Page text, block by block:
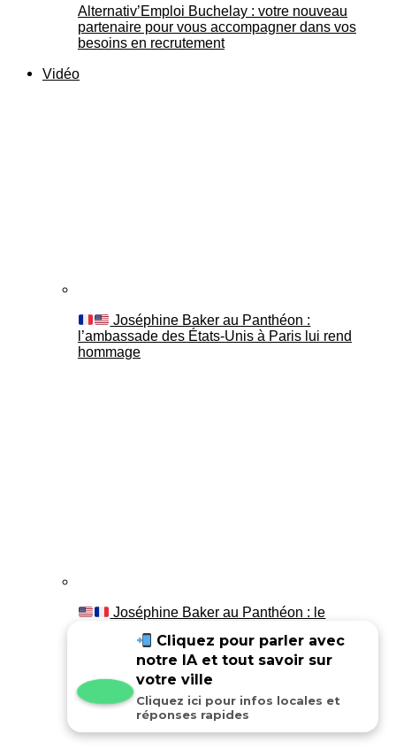
Alternativ’Emploi Buchelay : votre nouveau
partenaire pour vous accompagner dans vos
besoins en recrutement
Vidéo
Joséphine Baker au Panthéon :
l’ambassade des États-Unis à Paris lui rend
hommage
Joséphine Baker au Panthéon : le
Cliquez pour parler avec
notre IA et tout savoir sur
votre ville
Cliquez ici pour infos locales et
réponses rapides